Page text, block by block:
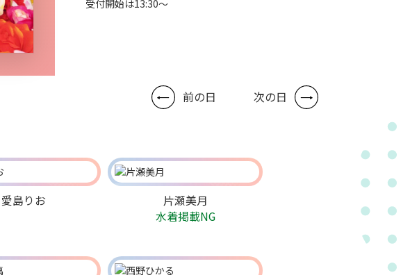
受付開始は13:30～
前の日 次の日
愛島りお
片瀬美月
水着掲載NG